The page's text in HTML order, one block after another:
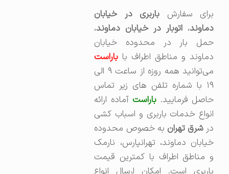
برای سفارشباربری در خیابان
دماوند،‌اتوبار در خیابان دماوند،
حمل بار در محدوده خیابان
دماوند و مناطق اطراف باباراست
می‌توانید همه روزه از ساعت ۹ الی
۱۹ با شماره تلفن های زیر تماس
حاصل فرمایید.باراستآماده ارائه
انواع خدمات باربری و اسباب کشی
شرق تهرانبه خصوص محدوده
خیابان دماوند، تهرانپارس، نارمک
و مناطق اطراف با کمترین قیمت